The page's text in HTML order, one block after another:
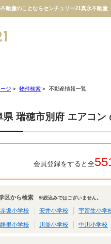
動産のことならセンチュリー21真永不動産
ジ > 物件検索 > 不動産情報一覧
県 瑞穂市別府 エアコン
会員登録をすると全
区から検索 ※絞込みではございません。
赤坂小学校 安井小学校 宇留生小学
静里小学校 川並小学校 中川小学校